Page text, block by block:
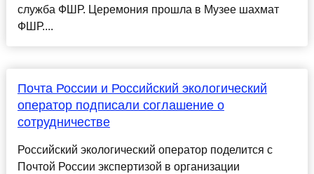
служба ФШР. Церемония прошла в Музее шахмат
ФШР....
Почта России и Российский экологический
оператор подписали соглашение о
сотрудничестве
Российский экологический оператор поделится с
Почтой России экспертизой в организации